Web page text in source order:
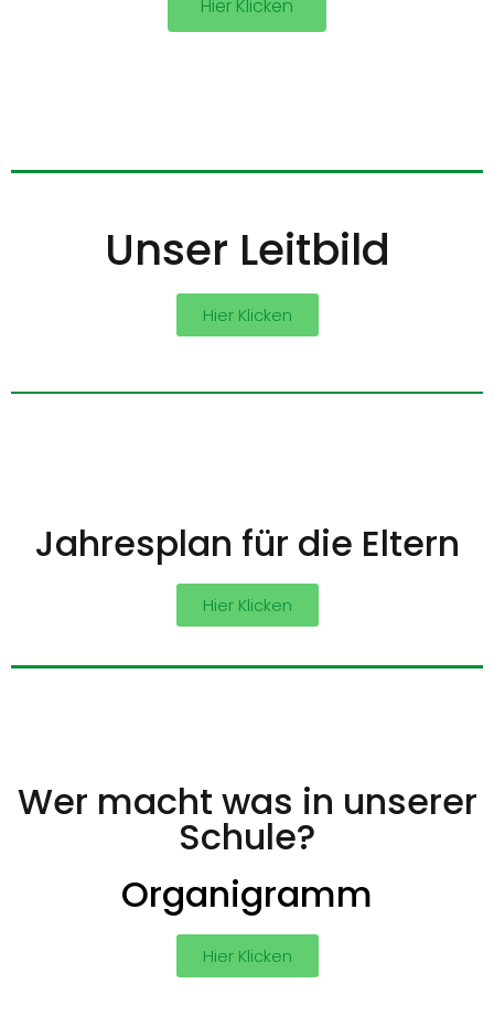
Hier Klicken
Unser Leitbild
Hier Klicken
Jahresplan für die Eltern
Hier Klicken
Wer macht was in unserer
Schule?
Organigramm
Hier Klicken